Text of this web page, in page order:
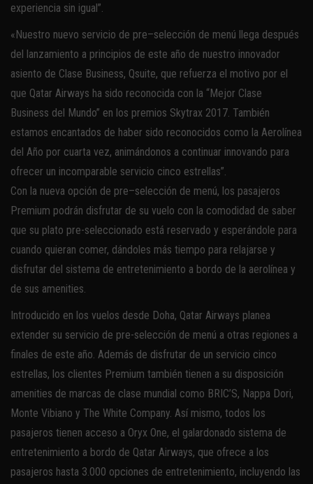
experiencia sin igual”.
«Nuestro nuevo servicio de pre–selección de menú llega después
del lanzamiento a principios de este año de nuestro innovador
asiento de Clase Business, Qsuite, que refuerza el motivo por el
que Qatar Airways ha sido reconocida con la “Mejor Clase
Business del Mundo” en los premios Skytrax 2017. También
estamos encantados de haber sido reconocidos como la Aerolínea
del Año por cuarta vez, animándonos a continuar innovando para
ofrecer un incomparable servicio cinco estrellas”.
Con la nueva opción de pre–selección de menú, los pasajeros
Premium podrán disfrutar de su vuelo con la comodidad de saber
que su plato pre-seleccionado está reservado y esperándole para
cuando quieran comer, dándoles más tiempo para relajarse y
disfrutar del sistema de entretenimiento a bordo de la aerolínea y
de sus amenities.
Introducido en los vuelos desde Doha, Qatar Airways planea
extender su servicio de pre-selección de menú a otras regiones a
finales de este año. Además de disfrutar de un servicio cinco
estrellas, los clientes Premium también tienen a su disposición
amenities de marcas de clase mundial como BRIC’S, Nappa Dori,
Monte Vibiano y The White Company. Así mismo, todos los
pasajeros tienen acceso a Oryx One, el galardonado sistema de
entretenimiento a bordo de Qatar Airways, que ofrece a los
pasajeros hasta 3.000 opciones de entretenimiento, incluyendo las